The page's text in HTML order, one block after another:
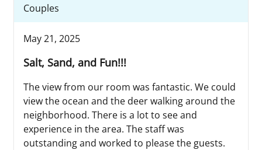
Couples
May 21, 2025
Salt, Sand, and Fun!!!
The view from our room was fantastic. We could
view the ocean and the deer walking around the
neighborhood. There is a lot to see and
experience in the area. The staff was
outstanding and worked to please the guests.